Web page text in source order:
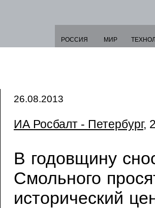
РОССИЯ МИР
26.08.2013
ИА Росбалт - Петербург,
В годовщину
Смольного
исторический